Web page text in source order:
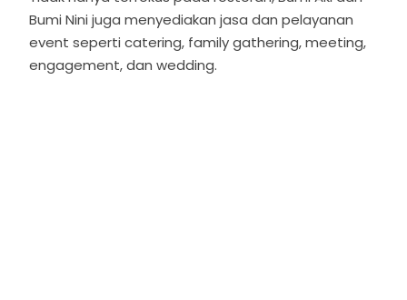
Bumi Nini juga menyediakan jasa dan pelayanan
event seperti catering, family gathering, meeting,
engagement, dan wedding.